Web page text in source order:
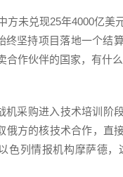
方未兑现25年4000亿美
坚持项目落地一个结
作伙伴的国家，有什么
采购进入技术培训阶
方的核技术合作，直
列情报机构摩萨德，